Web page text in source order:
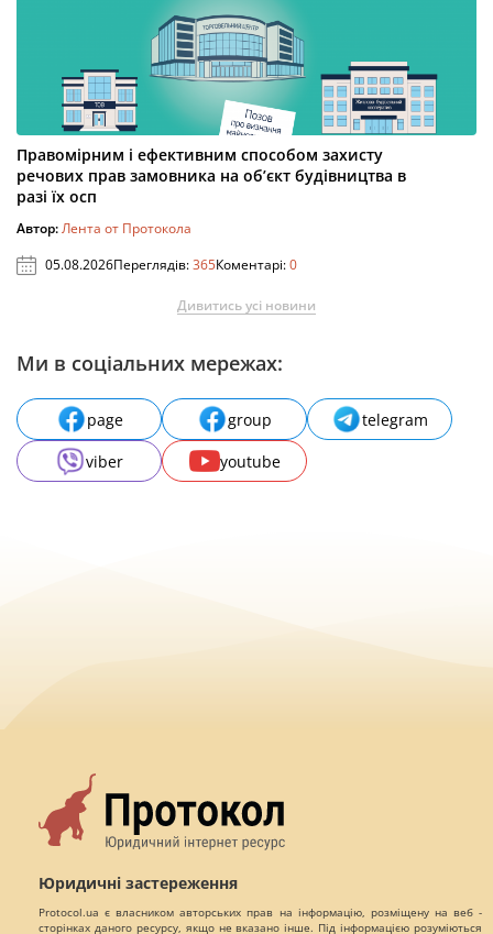
Правомірним і ефективним способом захисту
речових прав замовника на об’єкт будівництва в
разі їх осп
Автор:Лента от Протокола
05.08.2026Переглядів:365Коментарі:0
Дивитись усі новини
Ми в соціальних мережах:
page group
telegram
viber
youtube
Юридичні застереження
Protocol.ua є власником авторських прав на інформацію, розміщену на веб -
сторінках даного ресурсу, якщо не вказано інше. Під інформацією розуміються